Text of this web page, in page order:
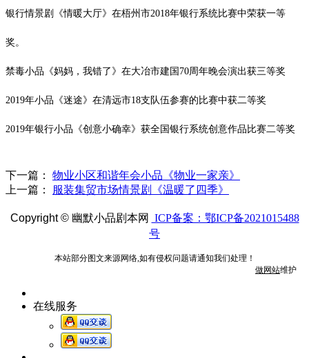
银行情景剧《情暖大厅》在梧州市2018年银行系统比赛中荣获一等
奖。
禁毒小品《妈妈，我错了》在大冶市建国 70周年晚会演出获三等奖
2019年小品《迷途》在清远市18支队伍参赛的比赛中获二等奖
2019年银行小品《创意小确幸》获全国银行系统创意作品比赛二等奖
下一篇：
物业小区和谐年会小品《物业一家亲》
上一篇：
服装集贸市场情景剧《温暖了四季》
Copyright © 幽默小品剧本网
ICP备案：鄂ICP备2021015488
号
本站部分图文来源网络,如有侵权问题请通知我们处理！
做网站维护
在线服务